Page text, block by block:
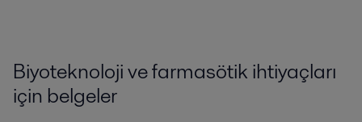
Biyoteknoloji ve farmasötik ihtiyaçları
için belgeler